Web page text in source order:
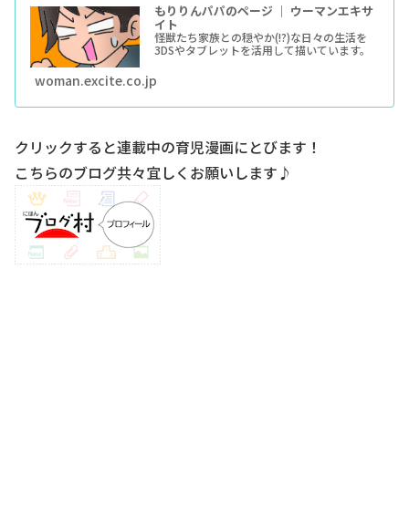
もりりんパパのページ ｜ ウーマンエキサ
イト
怪獣たち家族との穏やか(!?)な日々の生活を
3DSやタブレットを活用して描いています。
woman.excite.co.jp
クリックすると連載中の育児漫画にとびます！
こちらのブログ共々宜しくお願いします♪